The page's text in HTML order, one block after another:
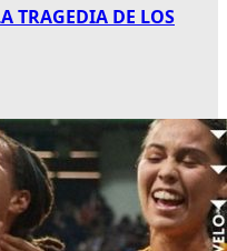
TRAGEDIA DE LOS